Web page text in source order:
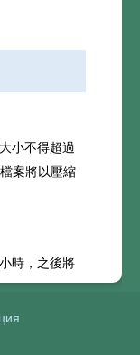
小不得超過
案將以壓縮
時，之後將